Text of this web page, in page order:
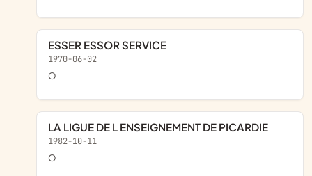
ESSER ESSOR SERVICE
1970-06-02
o
LA LIGUE DE L ENSEIGNEMENT DE PICARDIE
1982-10-11
o